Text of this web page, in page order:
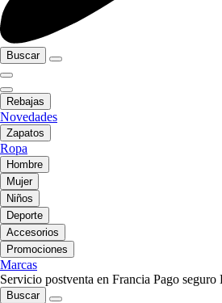
Buscar
Rebajas
Novedades
Zapatos
Ropa
Hombre
Mujer
Niños
Deporte
Accesorios
Promociones
Marcas
Servicio postventa en Francia Pago seguro
Buscar